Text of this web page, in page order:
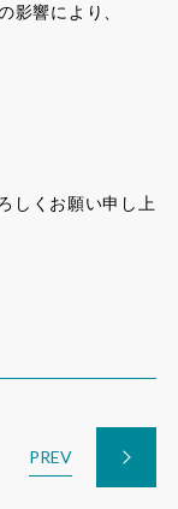
影響により、
しくお願い申し上
PREV